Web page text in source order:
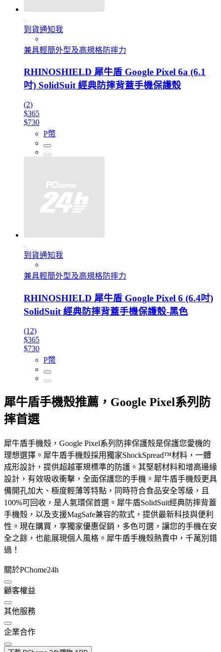
到貨通知我
兼具輕簡外型及高規格防摔力
RHINOSHIELD 犀牛盾 Google Pixel 6a (6.1
吋) SolidSuit 經典防摔背蓋手機保護殼
(2)
$365
$730
P幣
到貨通知我
兼具輕簡外型及高規格防摔力
RHINOSHIELD 犀牛盾 Google Pixel 6 (6.4吋)
SolidSuit 經典防摔背蓋手機保護殼-黑色
(12)
$365
$730
P幣
犀牛盾手機殼推薦，Google Pixel系列防
摔首選
犀牛盾手機殼，Google Pixel系列防摔保護殼是保護您愛機的
理想選擇。犀牛盾手機殼採用獨家ShockSpread™材料，一體
成形設計，提供超越軍規標準的防護。其堅韌材料和增高邊緣
設計，有效吸收衝擊，全面保護您的手機。犀牛盾手機殼更具
備開孔加大、極度輕薄等特點，同時符合食品安全等級，且
100%可回收，是人氣環保首選。犀牛盾SolidSuit經典防摔背蓋
手機殼，以及支援MagSafe兼容的款式，提供最新科技與便利
性。現在購買，享獨家優惠促銷，多色可選，讓您的手機在安
全之餘，也能展現個人風格。犀牛盾手機殼熱賣中，千萬別錯
過！
關於PChome24h
顧客權益
其他服務
企業合作